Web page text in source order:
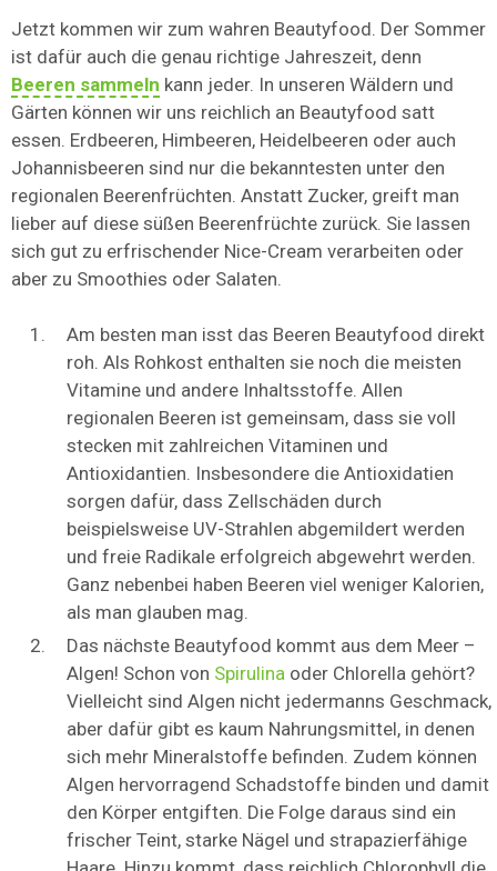
Jetzt kommen wir zum wahren Beautyfood. Der Sommer
ist dafür auch die genau richtige Jahreszeit, denn
Beeren sammeln kann jeder. In unseren Wäldern und
Gärten können wir uns reichlich an Beautyfood satt
essen. Erdbeeren, Himbeeren, Heidelbeeren oder auch
Johannisbeeren sind nur die bekanntesten unter den
regionalen Beerenfrüchten. Anstatt Zucker, greift man
lieber auf diese süßen Beerenfrüchte zurück. Sie lassen
sich gut zu erfrischender Nice-Cream verarbeiten oder
aber zu Smoothies oder Salaten.
Am besten man isst das Beeren Beautyfood direkt
roh. Als Rohkost enthalten sie noch die meisten
Vitamine und andere Inhaltsstoffe. Allen
regionalen Beeren ist gemeinsam, dass sie voll
stecken mit zahlreichen Vitaminen und
Antioxidantien. Insbesondere die Antioxidatien
sorgen dafür, dass Zellschäden durch
beispielsweise UV-Strahlen abgemildert werden
und freie Radikale erfolgreich abgewehrt werden.
Ganz nebenbei haben Beeren viel weniger Kalorien,
als man glauben mag.
Das nächste Beautyfood kommt aus dem Meer –
Algen! Schon von Spirulina oder Chlorella gehört?
Vielleicht sind Algen nicht jedermanns Geschmack,
aber dafür gibt es kaum Nahrungsmittel, in denen
sich mehr Mineralstoffe befinden. Zudem können
Algen hervorragend Schadstoffe binden und damit
den Körper entgiften. Die Folge daraus sind ein
frischer Teint, starke Nägel und strapazierfähige